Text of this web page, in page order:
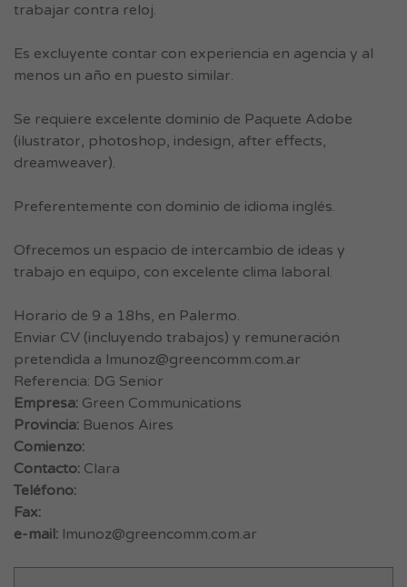
trabajar contra reloj.
Es excluyente contar con experiencia en agencia y al
menos un año en puesto similar.
Se requiere excelente dominio de Paquete Adobe
(ilustrator, photoshop, indesign, after effects,
dreamweaver).
Preferentemente con dominio de idioma inglés.
Ofrecemos un espacio de intercambio de ideas y
trabajo en equipo, con excelente clima laboral.
Horario de 9 a 18hs, en Palermo.
Enviar CV (incluyendo trabajos) y remuneración
pretendida a lmunoz@greencomm.com.ar
Referencia: DG Senior
Empresa: Green Communications
Provincia: Buenos Aires
Comienzo:
Contacto: Clara
Teléfono:
Fax:
e-mail: lmunoz@greencomm.com.ar